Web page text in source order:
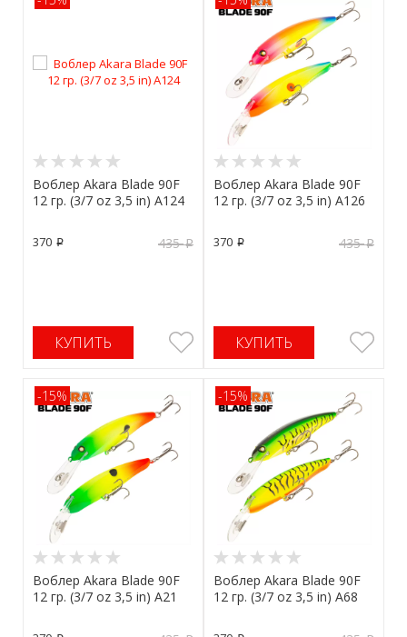
Воблер Akara Blade 90F
12 гр. (3/7 oz 3,5 in) A124
370 p 435 p
КУПИТЬ
Воблер Akara Blade 90F
12 гр. (3/7 oz 3,5 in) A126
370 p 435 p
КУПИТЬ
-15%
Воблер Akara Blade 90F
12 гр. (3/7 oz 3,5 in) A21
-15%
Воблер Akara Blade 90F
12 гр. (3/7 oz 3,5 in) A68